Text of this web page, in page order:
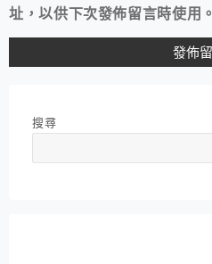
址，以供下次發佈留言時使用。
搜尋